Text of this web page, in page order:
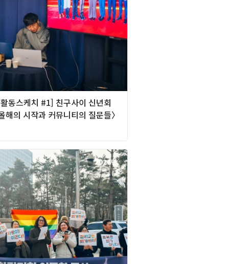
동스케치 #1] 친구사이 신년회
해의 시작과 커뮤니티의 질문들〉
2026년